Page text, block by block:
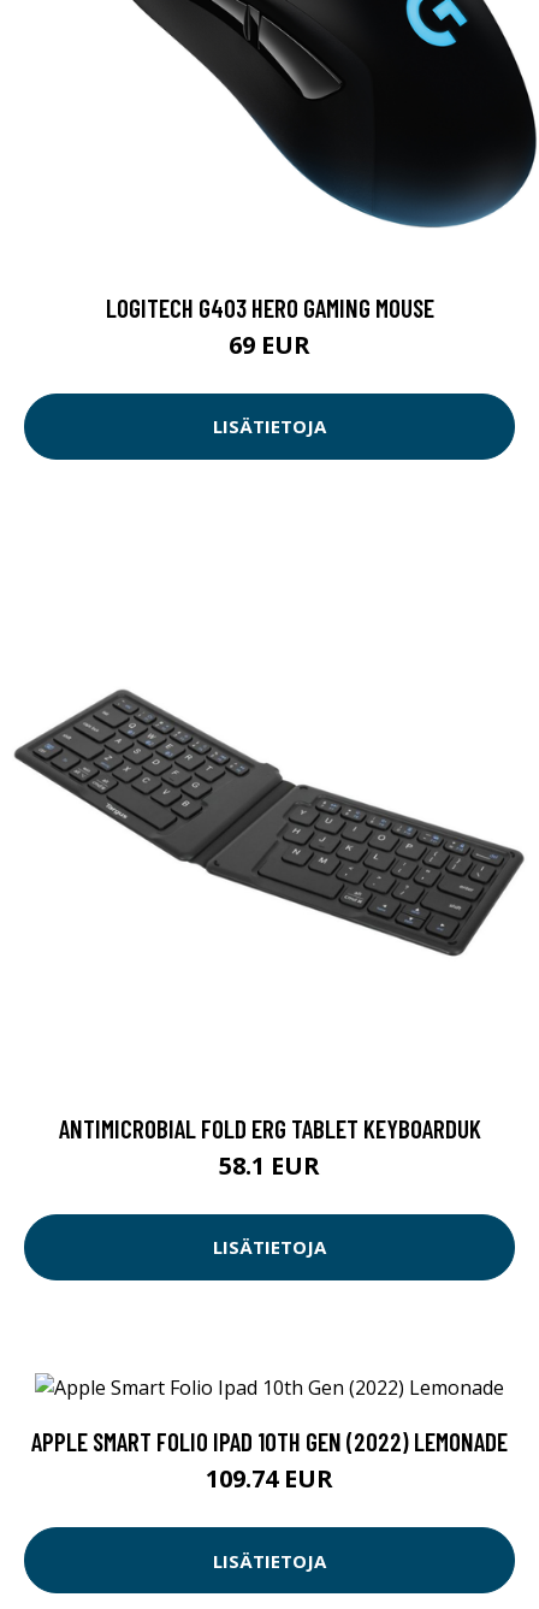
LOGITECH G403 HERO GAMING MOUSE
69 EUR
LISÄTIETOJA
ANTIMICROBIAL FOLD ERG TABLET KEYBOARDUK
58.1 EUR
LISÄTIETOJA
APPLE SMART FOLIO IPAD 10TH GEN (2022) LEMONADE
109.74 EUR
LISÄTIETOJA